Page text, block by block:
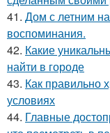
41. Дом с летним
воспоминания.
42. Какие
найти в городе
43. Как правильно
условиях
44. Главные